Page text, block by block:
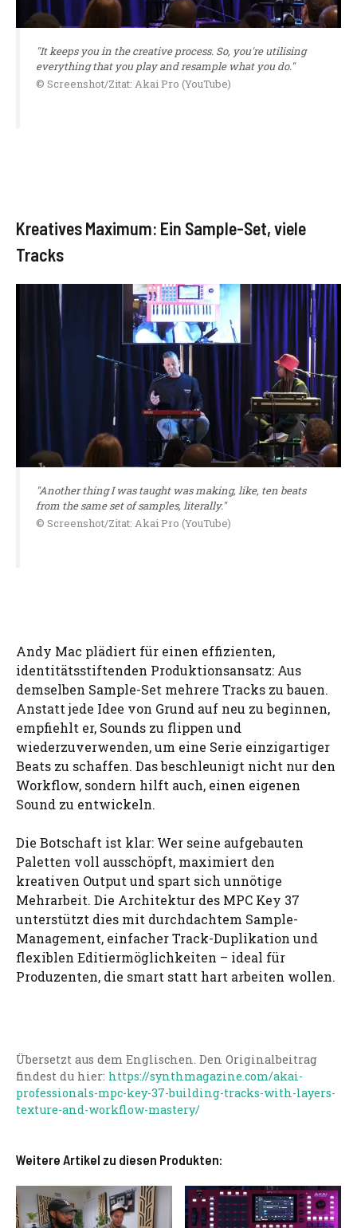
"It keeps you in the creative process. So, you're utilising
everything that you play and resample what you do."
© Screenshot/Zitat: Akai Pro (YouTube)
Kreatives Maximum: Ein Sample-Set, viele
Tracks
"Another thing I was taught was making, like, ten beats
from the same set of samples, literally."
© Screenshot/Zitat: Akai Pro (YouTube)
Andy Mac plädiert für einen effizienten,
identitätsstiftenden Produktionsansatz: Aus
demselben Sample-Set mehrere Tracks zu bauen.
Anstatt jede Idee von Grund auf neu zu beginnen,
empfiehlt er, Sounds zu flippen und
wiederzuverwenden, um eine Serie einzigartiger
Beats zu schaffen. Das beschleunigt nicht nur den
Workflow, sondern hilft auch, einen eigenen
Sound zu entwickeln.
Die Botschaft ist klar: Wer seine aufgebauten
Paletten voll ausschöpft, maximiert den
kreativen Output und spart sich unnötige
Mehrarbeit. Die Architektur des MPC Key 37
unterstützt dies mit durchdachtem Sample-
Management, einfacher Track-Duplikation und
flexiblen Editiermöglichkeiten – ideal für
Produzenten, die smart statt hart arbeiten wollen.
Übersetzt aus dem Englischen. Den Originalbeitrag
findest du hier: https://synthmagazine.com/akai-
professionals-mpc-key-37-building-tracks-with-layers-
texture-and-workflow-mastery/
Weitere Artikel zu diesen Produkten: